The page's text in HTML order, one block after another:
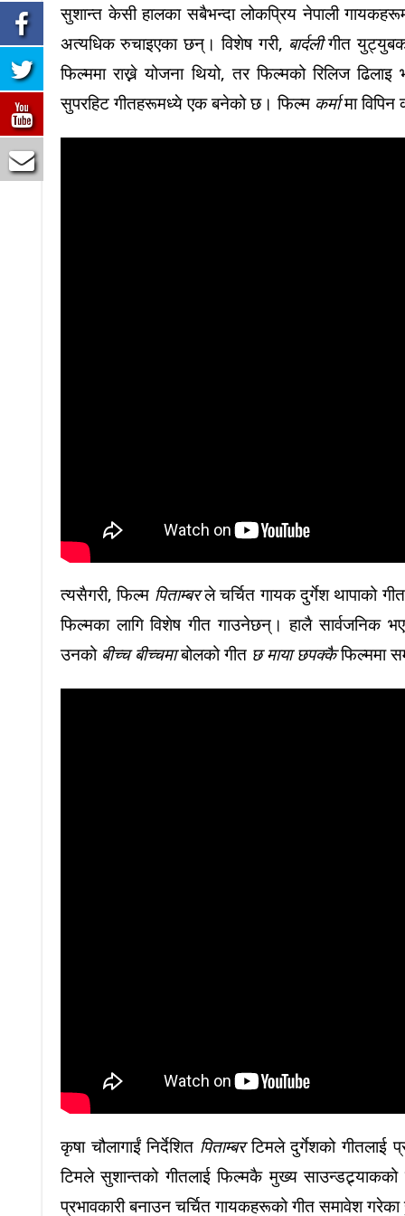
सुशान्त केसी हालका सबैभन्दा लोकप्रिय नेपाली
अत्यधिक रुचाइएका छन्। विशेष गरी, बार्दलीगीत
फिल्ममा राख्ने योजना थियो, तर फिल्मको रिलिज
सुपरहिट गीतहरूमध्ये एक बनेको छ।फिल्म कर्मामा विपिन
त्यसैगरी, फिल्म पिताम्बरले चर्चित गायक दुर्गेश थापाको
फिल्मका लागि विशेष गीत गाउनेछन्। हालै सार्वजनिक
उनको बीच्च बीच्चमाबोलको गीत छ माया छपक्कैफिल्ममा
कृषा चौलागाईं निर्देशित पिताम्बरटिमले दुर्गेशको गीतलाई
टिमले सुशान्तको गीतलाई फिल्मकै मुख्य
प्रभावकारी बनाउन चर्चित गायकहरूको गीत समावेश